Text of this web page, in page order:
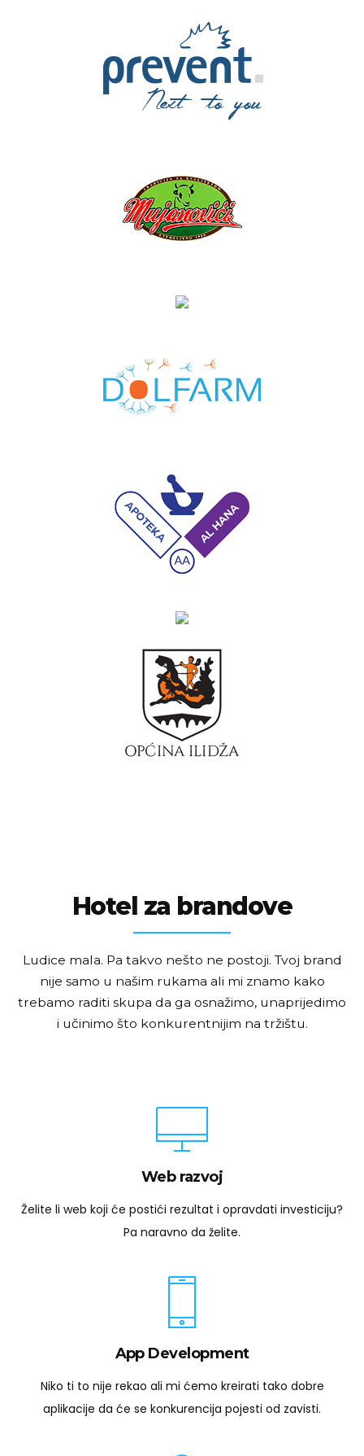
Hotel za brandove
Ludice mala. Pa takvo nešto ne postoji. Tvoj brand
nije samo u našim rukama ali mi znamo kako
trebamo raditi skupa da ga osnažimo, unaprijedimo
i učinimo što konkurentnijim na tržištu.
Web razvoj
Želite li web koji će postići rezultat i opravdati investiciju?
Pa naravno da želite.
App Development
Niko ti to nije rekao ali mi ćemo kreirati tako dobre
aplikacije da će se konkurencija pojesti od zavisti.